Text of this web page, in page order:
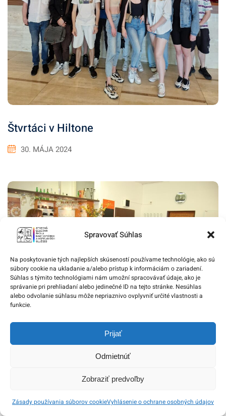
Spravovať Súhlas
Na poskytovanie tých najlepších skúseností používame technológie, ako sú
súbory cookie na ukladanie a/alebo prístup k informáciám o zariadení.
Súhlas s týmito technológiami nám umožní spracovávať údaje, ako je
správanie pri prehliadaní alebo jedinečné ID na tejto stránke. Nesúhlas
alebo odvolanie súhlasu môže nepriaznivo ovplyvniť určité vlastnosti a
funkcie.
Prijať
Odmietnúť
Zobraziť predvoľby
Zásady používania súborov cookieVyhlásenie o ochrane osobných údajov
Štvrtáci v Hiltone
30. MÁJA 2024
Workshop pre triednych učiteľov a
výchovných poradcov základných škôl
22. OKTÓBRA 2013